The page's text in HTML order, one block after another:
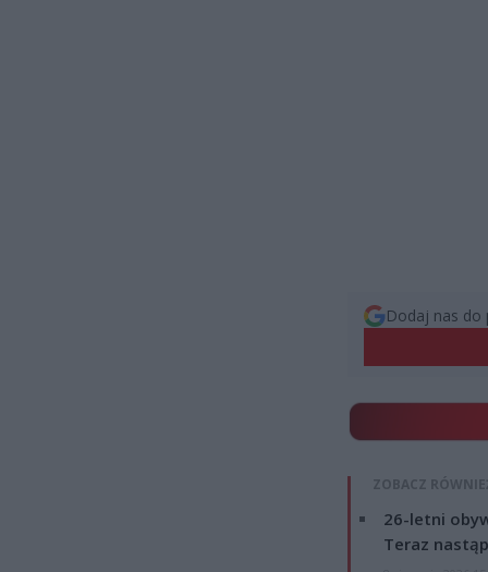
Dodaj nas do
ZOBACZ
26-letni
Teraz